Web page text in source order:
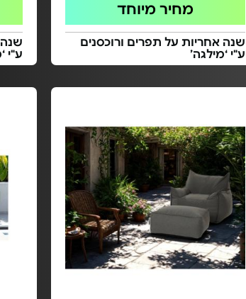
מחיר מיוחד
שנה אחריות על תפרים ורוכסנים
ע"י ‘מילגה’
שנה
ע"י